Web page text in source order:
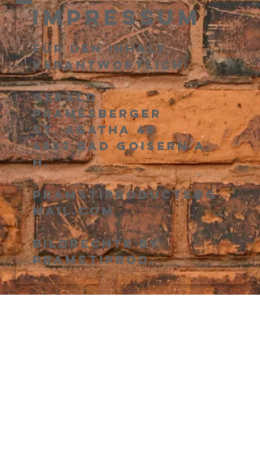
IMPRESSUM
Für den Inhalt
verantwortlich:
Gerald
Pramesberger
St. Agatha 49
4822 Bad Goisern a.
H.
pramstiproducts@g
mail.com
Bildrechte by
PramstiPROD.